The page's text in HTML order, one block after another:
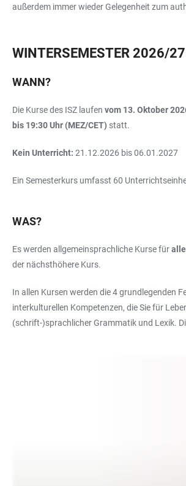
außerdem immer wieder Gelegenheit zum
WINTERSEMESTER 2026/27
WANN?
Die Kurse des ISZ laufen vom 13. Oktober
bis 19:30 Uhr (MEZ/CET) statt.
Kein Unterricht: 21.12.2026 bis 06.01.2027
Ein Semesterkurs umfasst 60
WAS?
Es werden allgemeinsprachliche Kurse für
der nächsthöhere Kurs.
In allen Kursen werden die 4 grundlegenden
interkulturellen Kompetenzen, die Sie für
(schrift-)sprachlicher Grammatik und Lexik.